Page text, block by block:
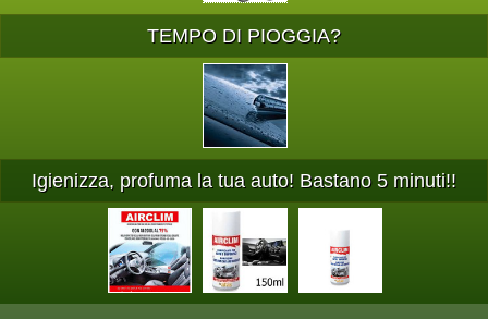
TEMPO DI PIOGGIA?
Igienizza, profuma la tua auto! Bastano 5 minuti!!